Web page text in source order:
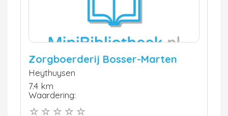
Zorgboerderij Bosser-Marten
Heythuysen
7.4 km
Waardering: